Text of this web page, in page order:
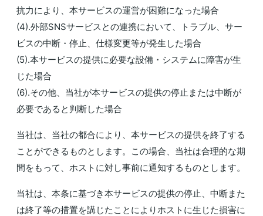
抗力により、本サービスの運営が困難になった場合
(4).外部SNSサービスとの連携において、トラブル、サー
ビスの中断・停止、仕様変更等が発生した場合
(5).本サービスの提供に必要な設備・システムに障害が生
じた場合
(6).その他、当社が本サービスの提供の停止または中断が
必要であると判断した場合
当社は、当社の都合により、本サービスの提供を終了する
ことができるものとします。この場合、当社は合理的な期
間をもって、ホストに対し事前に通知するものとします。
当社は、本条に基づき本サービスの提供の停止、中断また
は終了等の措置を講じたことによりホストに生じた損害に